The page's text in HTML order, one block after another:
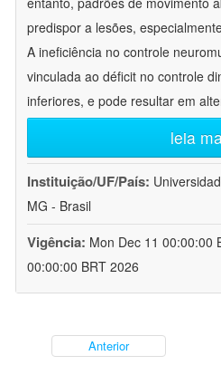
predispor a lesões,
A ineficiência no controle
vinculada ao déficit no controle
inferiores, e pode resultar em
leia
Instituição/UF/País:
MG - Brasil
Vigência: Mon Dec 11 00:00:00
00:00:00 BRT 2026
Anterior